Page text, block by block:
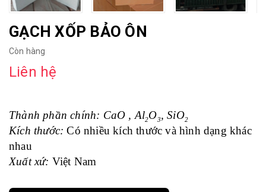
GẠCH XỐP BẢO ÔN
Còn hàng
Liên hệ
Thành phần chính: CaO , Al2O3, SiO2
Kích thước:Có nhiều kích thước và hình dạng khác
nhau
Xuất xứ: Việt Nam